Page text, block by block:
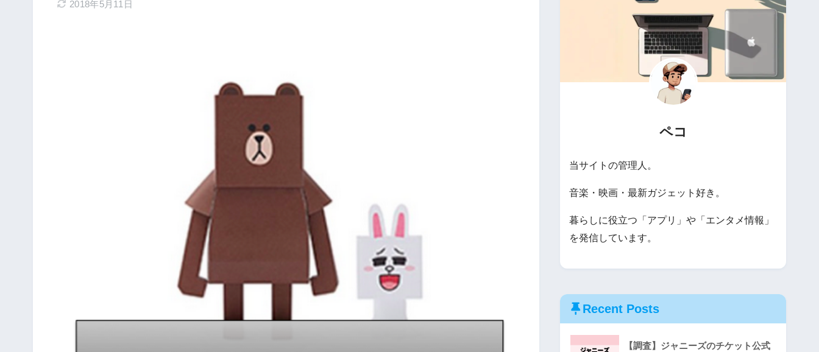
2018年5月11日
ペコ
当サイトの管理人。
音楽・映画・最新ガジェット好き。
暮らしに役立つ「アプリ」や「エンタメ情報」
を発信しています。
Recent Posts
【調査】ジャニーズのチケット公式